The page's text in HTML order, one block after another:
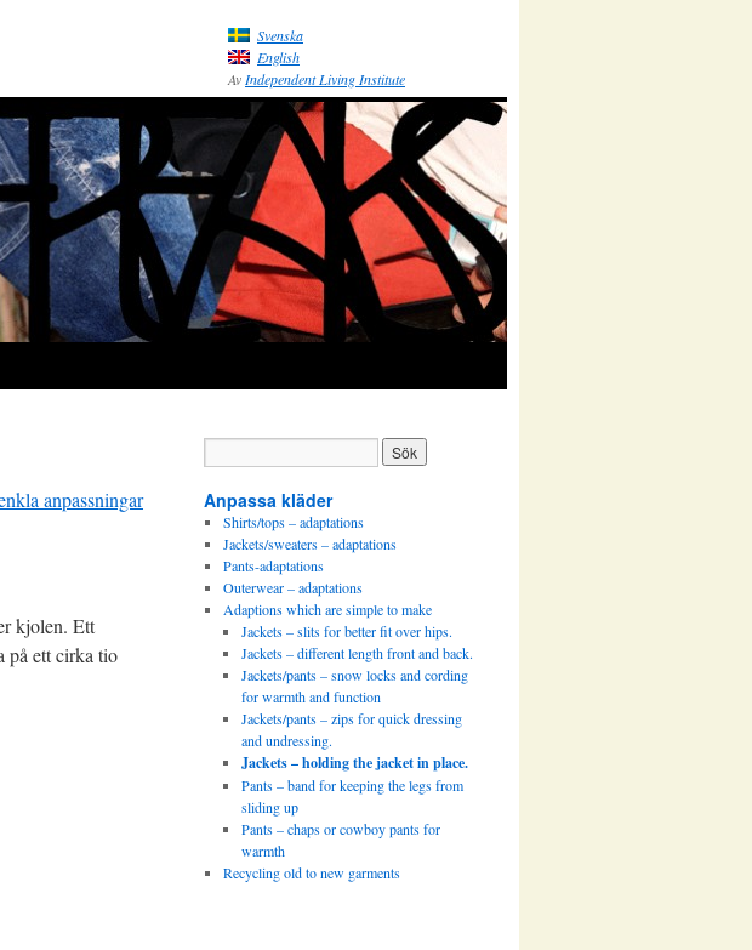
Svenska
English
Av Independent Living Institute
anpassningar
kjolen. Ett
på ett cirka tio
Anpassa kläder
Shirts/tops – adaptations
Jackets/sweaters – adaptations
Pants-adaptations
Outerwear – adaptations
Adaptions which are simple to make
Jackets – slits for better fit over hips.
Jackets – different length front and back.
Jackets/pants – snow locks and cording
for warmth and function
Jackets/pants – zips for quick dressing
and undressing.
Jackets – holding the jacket in place.
Pants – band for keeping the legs from
sliding up
Pants – chaps or cowboy pants for
warmth
Recycling old to new garments